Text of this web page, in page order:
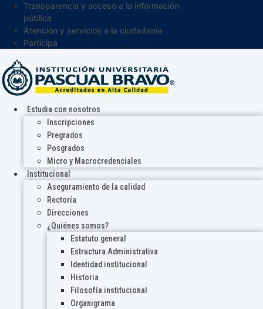
Transparencia y acceso a la información
pública
Atención y servicios a la ciudadanía
Participa
Estudia con nosotros
Inscripciones
Pregrados
Posgrados
Micro y Macrocredenciales
Institucional
Aseguramiento de la calidad
Rectoría
Direcciones
¿Quiénes somos?
Estatuto general
Estructura Administrativa
Identidad institucional
Historia
Filosofía institucional
Organigrama